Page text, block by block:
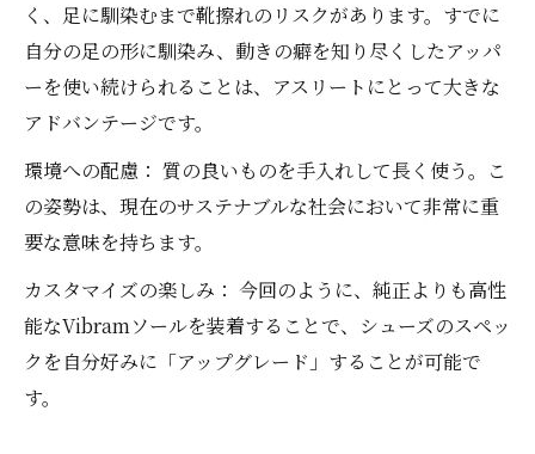
く、足に馴染むまで靴擦れのリスクがあります。すでに
自分の足の形に馴染み、動きの癖を知り尽くしたアッパ
ーを使い続けられることは、アスリートにとって大きな
アドバンテージです。
環境への配慮： 質の良いものを手入れして長く使う。こ
の姿勢は、現在のサステナブルな社会において非常に重
要な意味を持ちます。
カスタマイズの楽しみ： 今回のように、純正よりも高性
能なVibramソールを装着することで、シューズのスペッ
クを自分好みに「アップグレード」することが可能で
す。